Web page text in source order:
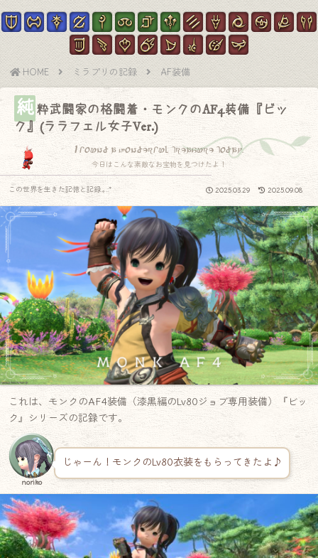
HOME ミラプリの記録 AF装備
純粋武闘家の格闘着・モンクのAF4装備『ビッ
ク』(ララフェル女子Ver.)
I found a wonderful treasure today.
今日はこんな素敵なお宝物を見つけたよ！
2025.03.29 2025.09.08
この世界を生きた記憶と記録.｡.:*
これは、モンクのAF4装備（漆黒編のLv80ジョブ専用装備）『ビッ
ク』シリーズの記録です。
noriko
じゃーん！モンクのLv80衣装をもらってきたよ♪